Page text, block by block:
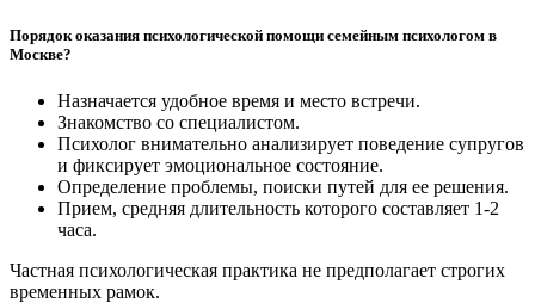
Порядок оказания психологической помощи семейным психологом в
Москве?
Назначается удобное время и место встречи.
Знакомство со специалистом.
Психолог внимательно анализирует поведение супругов
и фиксирует эмоциональное состояние.
Определение проблемы, поиски путей для ее решения.
Прием, средняя длительность которого составляет 1-2
часа.
Частная психологическая практика не предполагает строгих
временных рамок.